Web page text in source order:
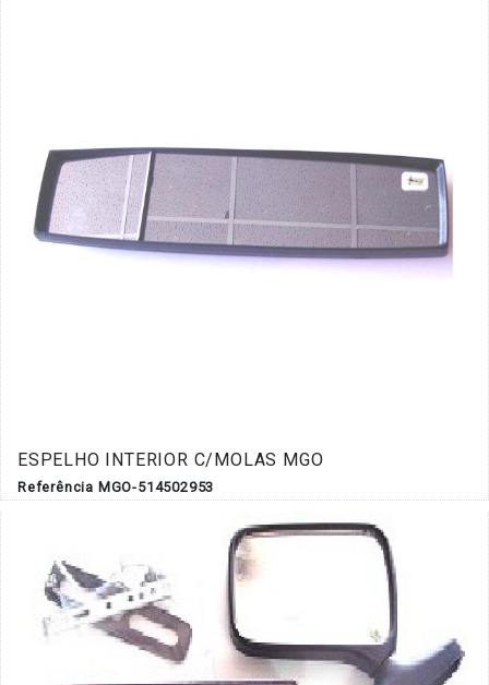
ESPELHO INTERIOR C/MOLAS MGO
Referência MGO-514502953